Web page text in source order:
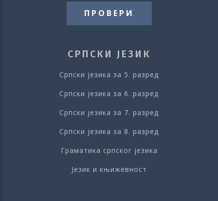
ПРОВЕРИ
СРПСКИ ЈЕЗИК
Српски језика за 5. разред
Српски језика за 6. разред
Српски језика за 7. разред
Српски језика за 8. разред
Граматика српског језика
Језик и књижевност